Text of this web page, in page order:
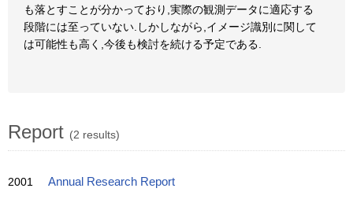
も落とすことが分かっており,実際の観測データに適応する
段階には至っていない.しかしながら,イメージ識別に関して
は可能性も高く,今後も検討を続ける予定である.
Report (2 results)
2001 Annual Research Report